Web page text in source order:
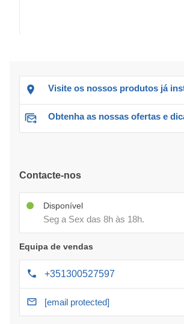
Visite os nossos produtos já
Obtenha as nossas ofertas e
Contacte-nos
Disponível
Seg a Sex das 8h às 18h.
Equipa de vendas
+351300527597
[email protected]